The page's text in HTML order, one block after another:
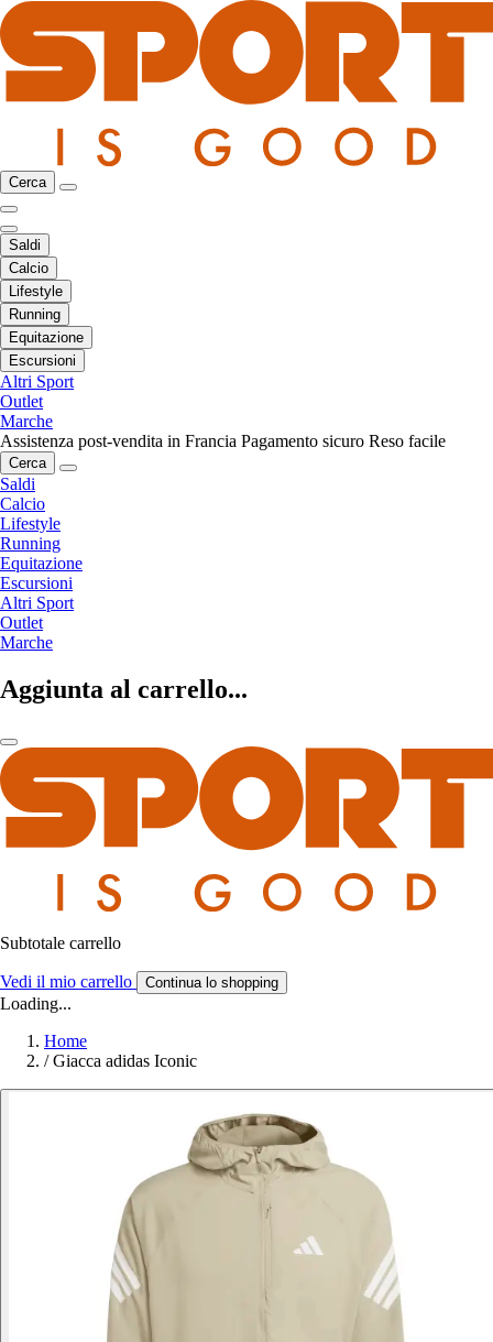
Cerca
Saldi
Calcio
Lifestyle
Running
Equitazione
Escursioni
Altri Sport
Outlet
Marche
Assistenza post-vendita in Francia Pagamento sicuro Reso facile
Cerca
Saldi
Calcio
Lifestyle
Running
Equitazione
Escursioni
Altri Sport
Outlet
Marche
Aggiunta al carrello...
Subtotale carrello
Vedi il mio carrello Continua lo shopping
Loading...
Home
/ Giacca adidas Iconic